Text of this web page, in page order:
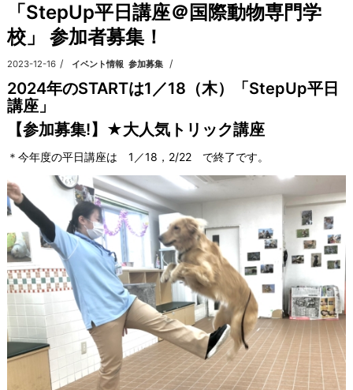
「StepUp平日講座＠国際動物専門学
校」 参加者募集！
2023-12-16 /
カテゴリ: イベント情報 参加募集 /
2024年のSTARTは1／18（木）「StepUp平日
講座」
【参加募集!】★大人気トリック講座
＊今年度の平日講座は 1／18，2/22 で終了です。